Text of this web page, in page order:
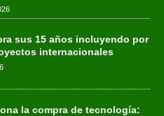
sus 15 años incluyendo por
internacionales
la compra de tecnología: